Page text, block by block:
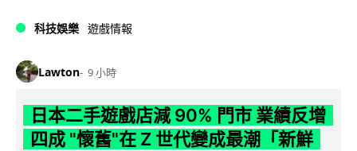
科技娛樂 遊戲情報
Lawton 9 小時
日本二手遊戲店減 90% 門市 業績反增
四成 "懷舊"在 Z 世代變成最潮「新鮮